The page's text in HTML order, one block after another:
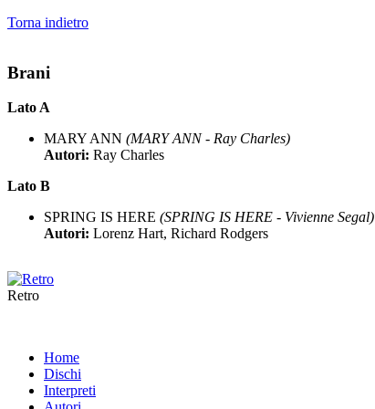
Torna indietro
Brani
Lato A
MARY ANN (MARY ANN - Ray Charles)
Autori: Ray Charles
Lato B
SPRING IS HERE (SPRING IS HERE - Vivienne Segal)
Autori: Lorenz Hart, Richard Rodgers
Retro
Home
Dischi
Interpreti